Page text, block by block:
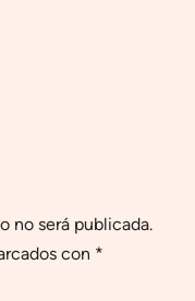
no será publicada.
con *